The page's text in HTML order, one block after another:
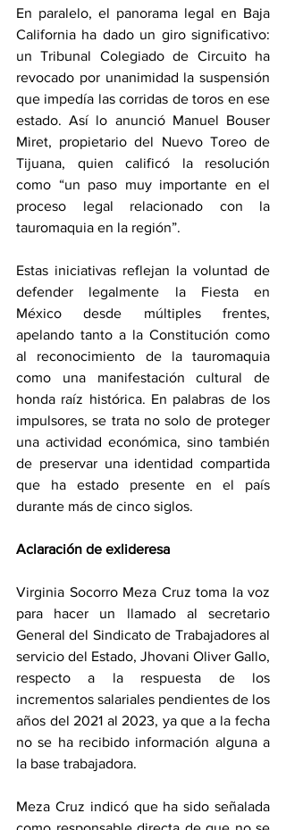
En paralelo, el panorama legal en Baja
California ha dado un giro significativo:
un Tribunal Colegiado de Circuito ha
revocado por unanimidad la suspensión
que impedía las corridas de toros en ese
estado. Así lo anunció Manuel Bouser
Miret, propietario del Nuevo Toreo de
Tijuana, quien calificó la resolución
como “un paso muy importante en el
proceso legal relacionado con la
tauromaquia en la región”.
Estas iniciativas reflejan la voluntad de
defender legalmente la Fiesta en
México desde múltiples frentes,
apelando tanto a la Constitución como
al reconocimiento de la tauromaquia
como una manifestación cultural de
honda raíz histórica. En palabras de los
impulsores, se trata no solo de proteger
una actividad económica, sino también
de preservar una identidad compartida
que ha estado presente en el país
durante más de cinco siglos.
Aclaración de exlideresa
Virginia Socorro Meza Cruz toma la voz
para hacer un llamado al secretario
General del Sindicato de Trabajadores al
servicio del Estado, Jhovani Oliver Gallo,
respecto a la respuesta de los
incrementos salariales pendientes de los
años del 2021 al 2023, ya que a la fecha
no se ha recibido información alguna a
la base trabajadora.
Meza Cruz indicó que ha sido señalada